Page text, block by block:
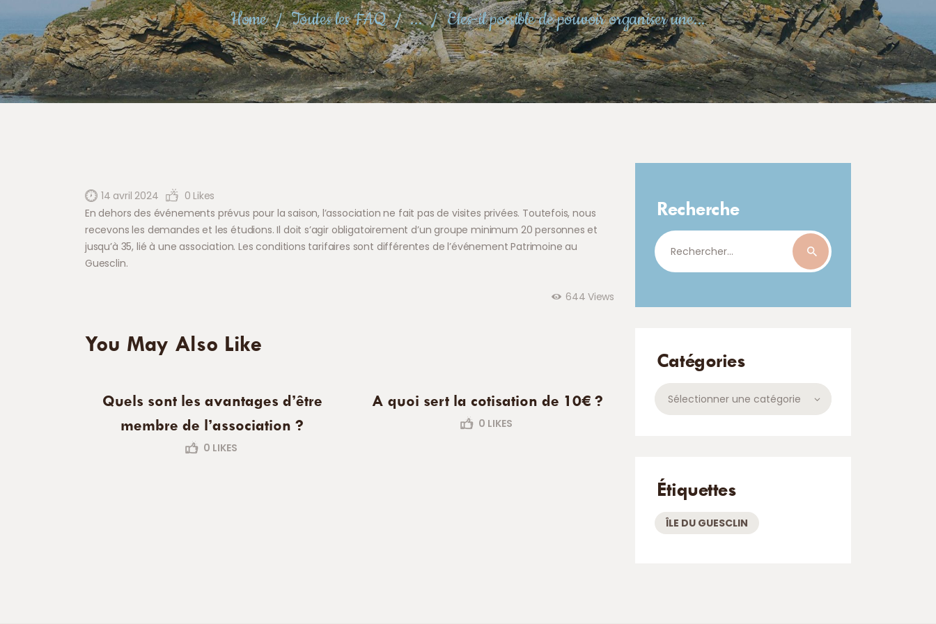
Home Toutes les FAQ ... Etes-il possible de pouvoir organiser une...
14 avril 2024 0 Likes
En dehors des événements prévus pour la saison, l’association ne fait pas de visites privées. Toutefois, nous
recevons les demandes et les étudions. Il doit s’agir obligatoirement d’un groupe minimum 20 personnes et
jusqu’à 35, lié à une association. Les conditions tarifaires sont différentes de l’événement Patrimoine au
Guesclin.
644 Views
You May Also Like
Quels sont les avantages d’être
membre de l’association ?
0 LIKES
A quoi sert la cotisation de 10€ ?
0 LIKES
Recherche
Rechercher :
Catégories
Catégories
Étiquettes
ÎLE DU GUESCLIN